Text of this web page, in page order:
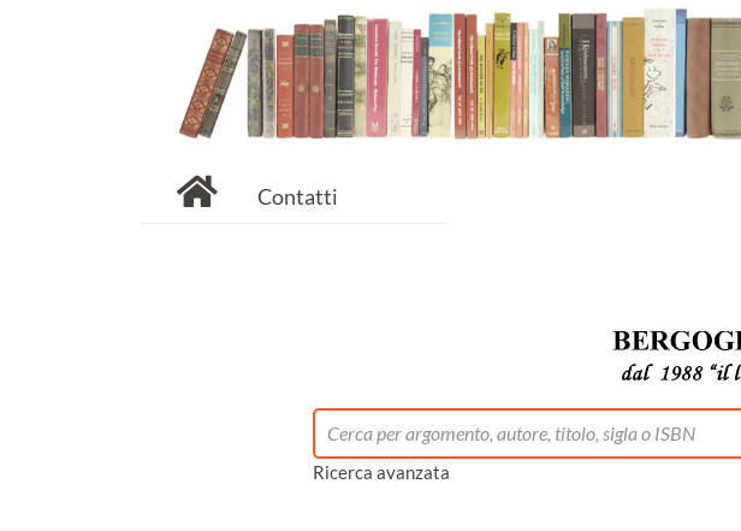
Contatti
Ricerca avanzata